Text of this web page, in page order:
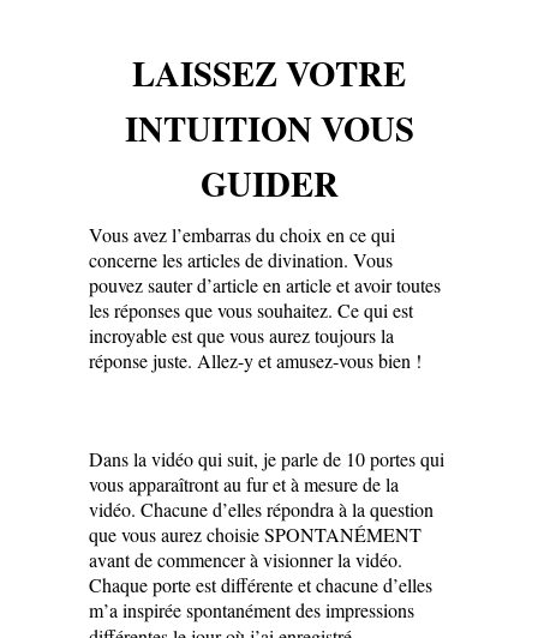
LAISSEZ VOTRE
INTUITION VOUS
GUIDER
Vous avez l’embarras du choix en ce qui
concerne les articles de divination. Vous
pouvez sauter d’article en article et avoir toutes
les réponses que vous souhaitez. Ce qui est
incroyable est que vous aurez toujours la
réponse juste. Allez-y et amusez-vous bien !
Dans la vidéo qui suit, je parle de 10 portes qui
vous apparaîtront au fur et à mesure de la
vidéo. Chacune d’elles répondra à la question
que vous aurez choisie SPONTANÉMENT
avant de commencer à visionner la vidéo.
Chaque porte est différente et chacune d’elles
m’a inspirée spontanément des impressions